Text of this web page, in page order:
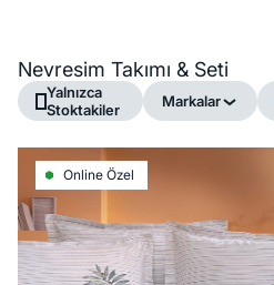
Nevresim Takımı & Seti
Yalnızca
Stoktakiler
Markalar
Online Özel